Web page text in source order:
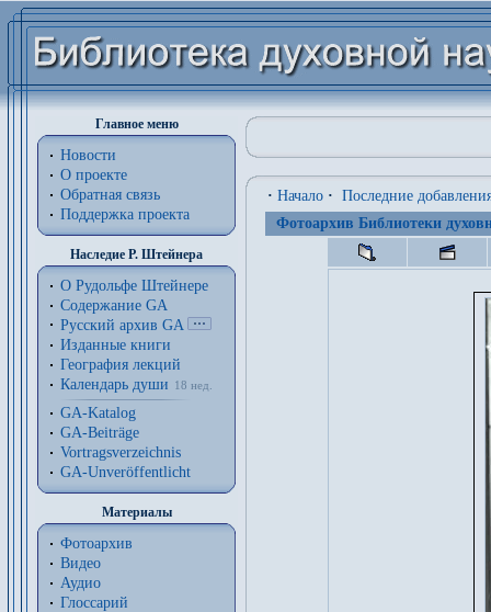
Главное меню
Новости
О проекте
Обратная связь
Поддержка проекта
Наследие Р. Штейнера
О Рудольфе Штейнере
Содержание GA
Русский архив GA
Изданные книги
География лекций
Календарь души
18 нед.
GA-Katalog
GA-Beiträge
Vortragsverzeichnis
GA-Unveröffentlicht
Материалы
Фотоархив
Видео
Аудио
Глоссарий
· Начало · Последние
Фотоархив Библиотеки